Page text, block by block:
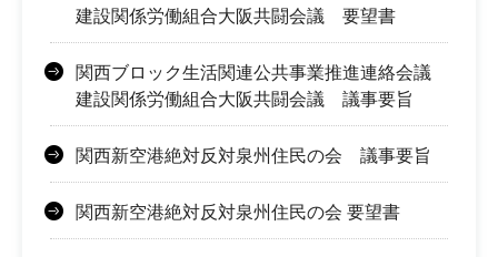
建設関係労働組合大阪共闘会議 要望書
関西ブロック生活関連公共事業推進連絡会議
建設関係労働組合大阪共闘会議 議事要旨
関西新空港絶対反対泉州住民の会 議事要旨
関西新空港絶対反対泉州住民の会 要望書